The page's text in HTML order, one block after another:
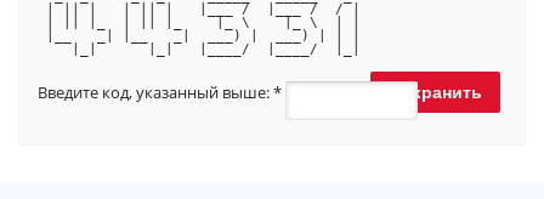
| || |   | || |   |___ /  |___ /  / |
| || |_  | || |_    |_ \    |_ \  | |
|__   _| |__   _|  ___) |  ___) | | |
    |_|      |_|   |____/  |____/  |_|
Введите код, указанный выше:*